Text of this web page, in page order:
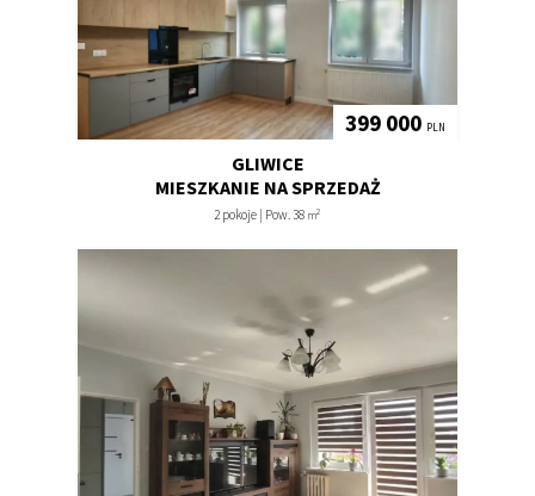
399 000 PLN
GLIWICE
MIESZKANIE NA SPRZEDAŻ
2 pokoje | Pow. 38 m2